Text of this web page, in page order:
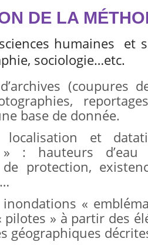
DE LA
humaines et
sociologie…etc.
(coupures
base de donnée.
localisation et
: hauteurs d’eau
de protection,
«
» à partir des
géographiques